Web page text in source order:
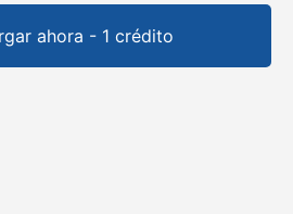
ahora - 1 crédito